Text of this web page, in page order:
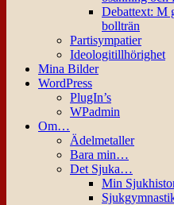
Debattext: M
bollträn
Partisympatier
Ideologitillhörighet
Mina Bilder
WordPress
PlugIn’s
WPadmin
Om…
Ädelmetaller
Bara min…
Det Sjuka…
Min